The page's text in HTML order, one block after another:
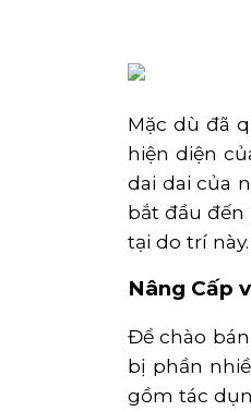
Mặc dù đã
hiện diện
dai dai của
bắt đầu đến
tại do trí này.
Nâng Cấp
Để chào
bị phần
gồm tác